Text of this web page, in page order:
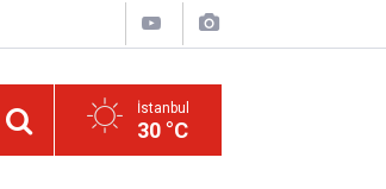
İstanbul
30 °C